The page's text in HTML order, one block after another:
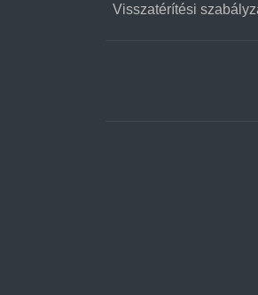
Visszatérítési